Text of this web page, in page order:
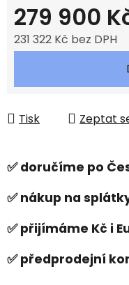
279 900
231 322 Kč bez DPH
Tisk Zeptat
✅ doručíme po
✅ nákup na
✅ přijímáme Kč i
✅ předprodejní